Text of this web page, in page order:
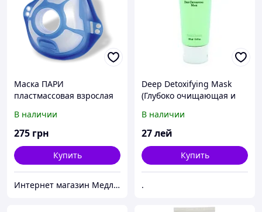
Маска ПАРИ
пластмассовая взрослая
В наличии
275 грн
Купить
Интернет магазин Медлайф
Deep Detoxifying Mask
(Глубоко очищающая и
маска)
В наличии
27лей
Купить
.